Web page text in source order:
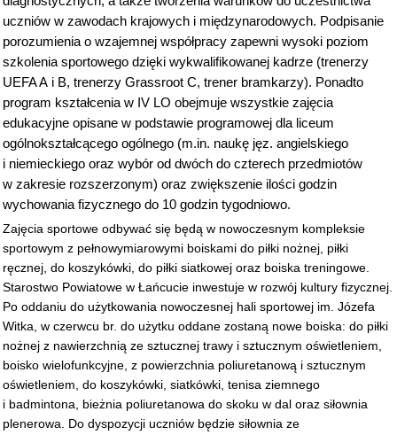
uczniów w zawodach krajowych i międzynarodowych. Podpisanie
porozumienia o wzajemnej współpracy zapewni wysoki poziom
szkolenia sportowego dzięki wykwalifikowanej kadrze (trenerzy
UEFA A i B, trenerzy Grassroot C, trener bramkarzy). Ponadto
program kształcenia w IV LO obejmuje wszystkie zajęcia
edukacyjne opisane w podstawie programowej dla liceum
ogólnokształcącego ogólnego (m.in. naukę jęz. angielskiego
i niemieckiego oraz wybór od dwóch do czterech przedmiotów
w zakresie rozszerzonym) oraz zwiększenie ilości godzin
wychowania fizycznego do 10 godzin tygodniowo.
Zajęcia sportowe odbywać się będą w nowoczesnym kompleksie
sportowym z pełnowymiarowymi boiskami do piłki nożnej, piłki
ręcznej, do koszykówki, do piłki siatkowej oraz boiska treningowe.
Starostwo Powiatowe w Łańcucie inwestuje w rozwój kultury fizycznej.
Po oddaniu do użytkowania nowoczesnej hali sportowej im. Józefa
Witka, w czerwcu br. do użytku oddane zostaną nowe boiska: do piłki
nożnej z nawierzchnią ze sztucznej trawy i sztucznym oświetleniem,
boisko wielofunkcyjne, z powierzchnia poliuretanową i sztucznym
oświetleniem, do koszykówki, siatkówki, tenisa ziemnego
i badmintona, bieżnia poliuretanowa do skoku w dal oraz siłownia
plenerowa. Do dyspozycji uczniów będzie siłownia ze